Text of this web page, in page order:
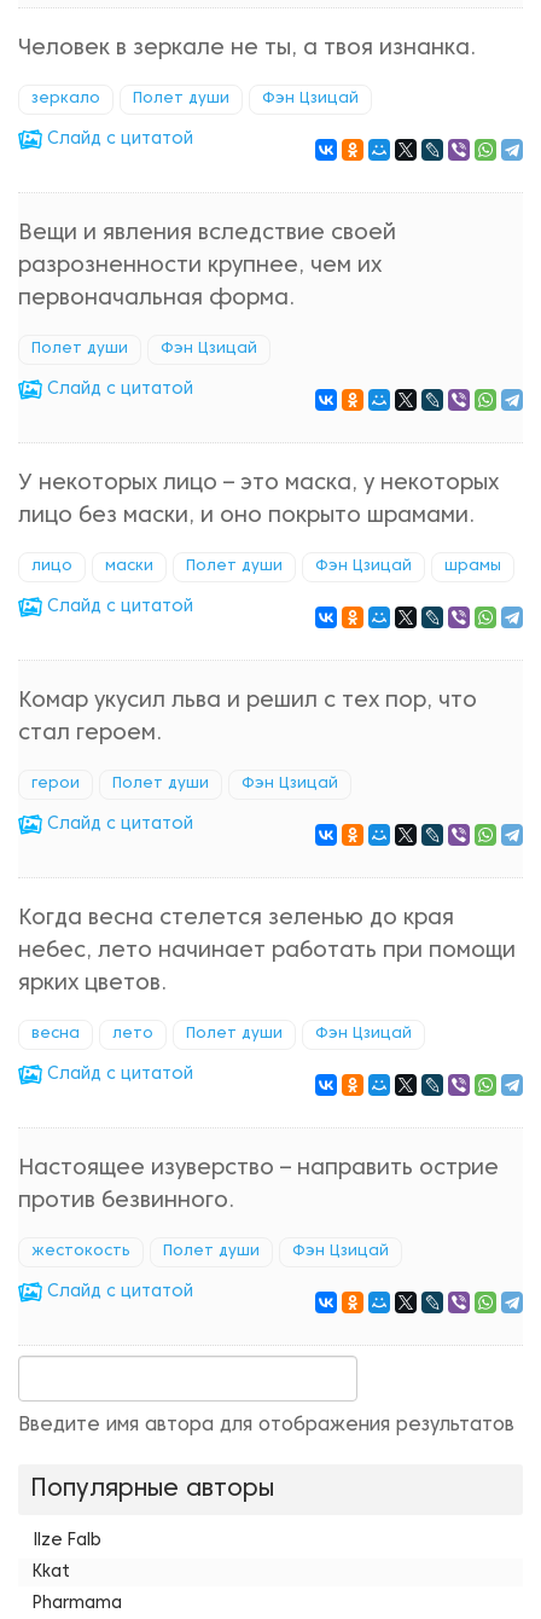
Человек в зеркале не ты, а твоя изнанка.
зеркало Полет души Фэн Цзицай
Cлайд с цитатой
Вещи и явления вследствие своей
разрозненности крупнее, чем их
первоначальная форма.
Полет души Фэн Цзицай
Cлайд с цитатой
У некоторых лицо – это маска, у некоторых
лицо без маски, и оно покрыто шрамами.
лицо маски Полет души Фэн Цзицай шрамы
Cлайд с цитатой
Комар укусил льва и решил с тех пор, что
стал героем.
герои Полет души Фэн Цзицай
Cлайд с цитатой
Когда весна стелется зеленью до края
небес, лето начинает работать при помощи
ярких цветов.
весна лето Полет души Фэн Цзицай
Cлайд с цитатой
Настоящее изуверство – направить острие
против безвинного.
жестокость Полет души Фэн Цзицай
Cлайд с цитатой
Введите имя автора для отображения результатов
Популярные авторы
Ilze Falb
Kkat
Pharmama